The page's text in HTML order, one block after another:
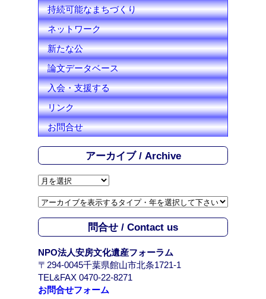
持続可能なまちづくり
ネットワーク
新たな公
論文データベース
入会・支援する
リンク
お問合せ
アーカイブ / Archive
ア
カ
イ
ブ
A
r
c
h
問合せ / Contact us
NPO法人安房文化遺産フォーラム
〒294-0045千葉県館山市北条1721-1
TEL&FAX 0470-22-8271
お問合せフォーム